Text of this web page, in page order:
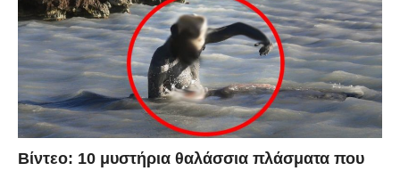
Βίντεο: 10 μυστήρια θαλάσσια πλάσματα που